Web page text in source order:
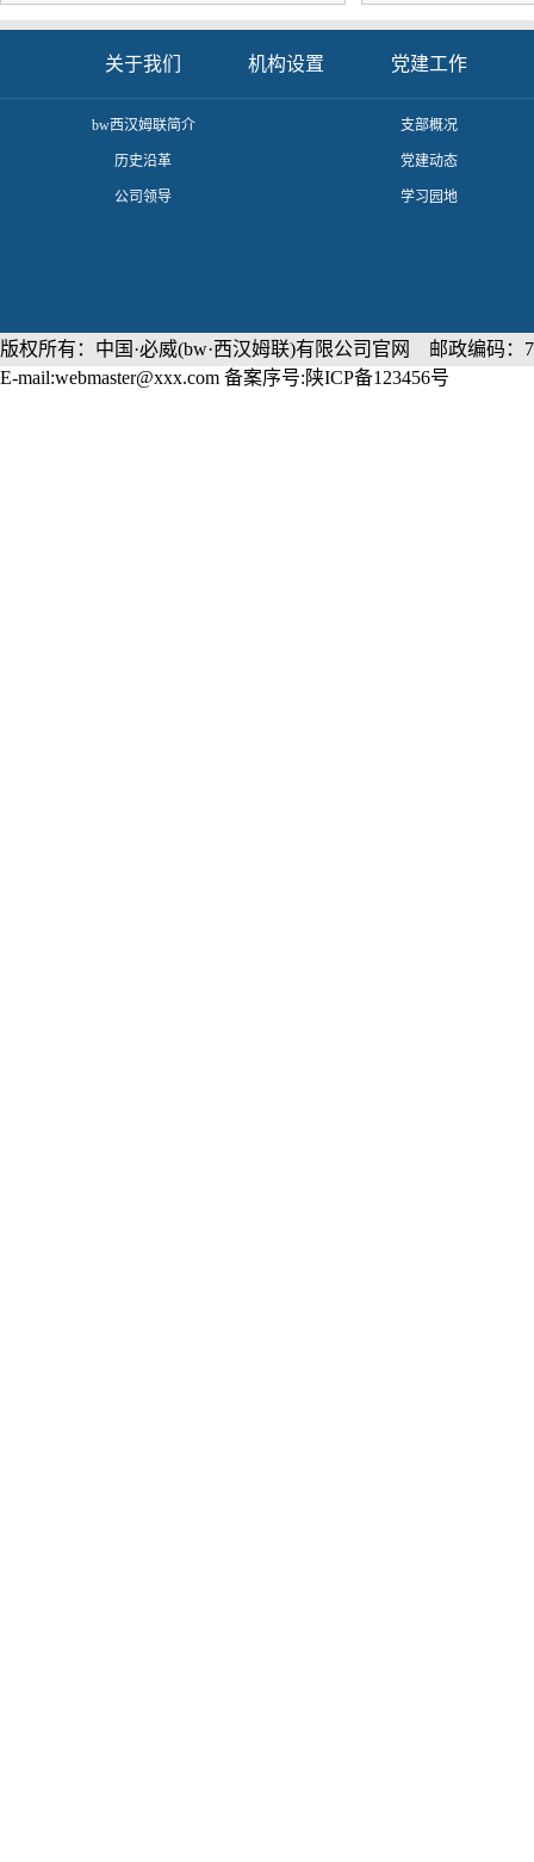
关于我们
​bw西汉姆联简介
历史沿革
公司领导
机构设置 党建工作
支部概况
党建动态
学习园地
版权所有：中国·必威(bw·西汉姆联)有限公司官网 邮政编码：
E-mail:webmaster@xxx.com 备案序号:陕ICP备123456号